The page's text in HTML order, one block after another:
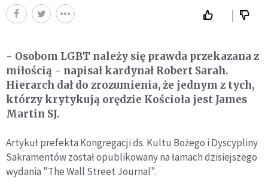
- Osobom LGBT należy się prawda przekazana z
miłością - napisał kardynał Robert Sarah.
Hierarch dał do zrozumienia, że jednym z tych,
którzy krytykują orędzie Kościoła jest James
Martin SJ.
Artykuł prefekta Kongregacji ds. Kultu Bożego i Dyscypliny
Sakramentów został opublikowany na łamach dzisiejszego
wydania "The Wall Street Journal".